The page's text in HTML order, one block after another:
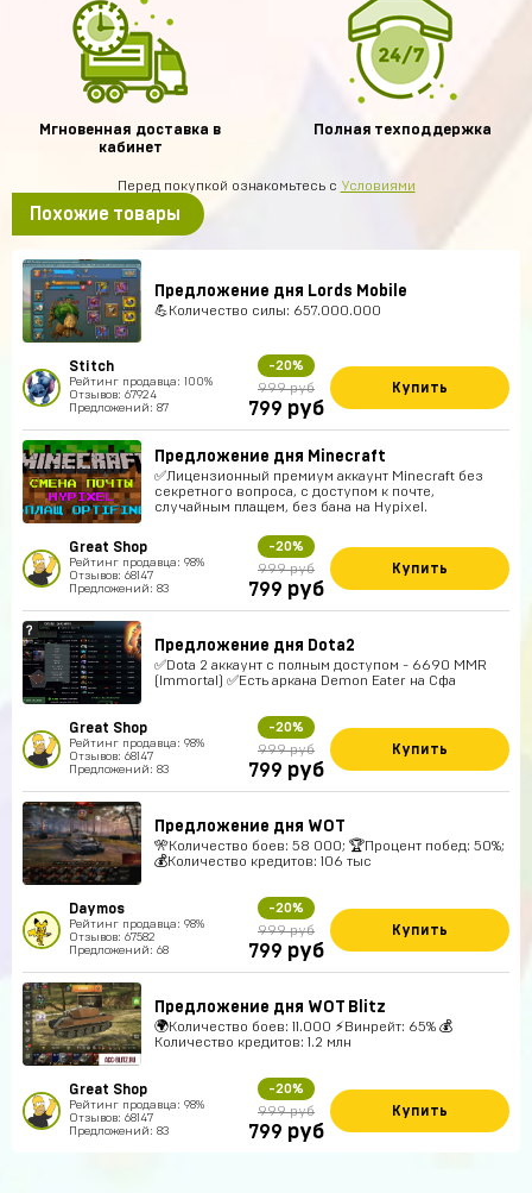
Мгновенная доставка в
кабинет
Полная техподдержка
Перед покупкой ознакомьтесь с Условиями
Похожие товары
Предложение дня Lords Mobile
💪Количество силы: 657.000.000
Stitch
Рейтинг продавца: 100%
Отзывов: 67924
Предложений: 87
-20%
999 руб
799 руб
Купить
Предложение дня Minecraft
✅Лицензионный премиум аккаунт Minecraft без
секретного вопроса, с доступом к почте,
случайным плащем, без бана на Hypixel.
Great Shop
Рейтинг продавца: 98%
Отзывов: 68147
Предложений: 83
-20%
999 руб
799 руб
Купить
Предложение дня Dota2
✅Dota 2 аккаунт с полным доступом - 6690 MMR
(Immortal) ✅Есть аркана Demon Eater на Сфа
Great Shop
Рейтинг продавца: 98%
Отзывов: 68147
Предложений: 83
-20%
999 руб
799 руб
Купить
Предложение дня WOT
🎌Количество боев: 58 000; 🏆Процент побед: 50%;
💰Количество кредитов: 106 тыс
Daymos
Рейтинг продавца: 98%
Отзывов: 67582
Предложений: 68
-20%
999 руб
799 руб
Купить
Предложение дня WOT Blitz
🌍Количество боев: 11.000 ⚡Винрейт: 65% 💰
Количество кредитов: 1.2 млн
Great Shop
Рейтинг продавца: 98%
Отзывов: 68147
Предложений: 83
-20%
999 руб
799 руб
Купить